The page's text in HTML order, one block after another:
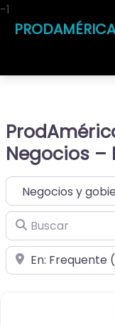
PRODAMÉRICA
Negocios –
Seleccionar el
Buscar
Cerca de
-1